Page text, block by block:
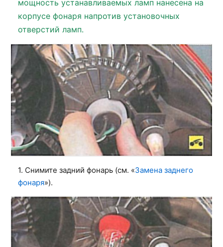
мощность устанавливаемых ламп нанесена на
корпусе фонаря напротив установочных
отверстий ламп.
1. Снимите задний фонарь (см. «Замена заднего
фонаря»).